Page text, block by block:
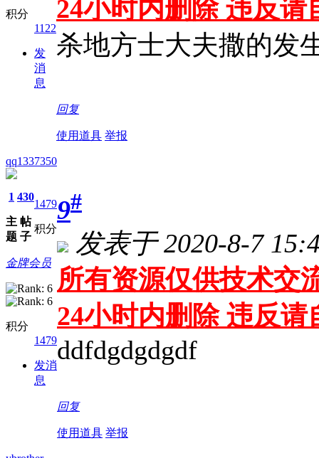
积分
1122
发
消
息
24小时内删除 违反
杀地方士大夫撒的发
回复
使用道具 举报
qq1337350
1
主
题
430
帖
子
1479
积分
金牌会员
积分
1479
发消
息
9#
发表于 2020-8-7
所有资源仅供技术交
24小时内删除 违反
ddfdgdgdgdf
回复
使用道具 举报